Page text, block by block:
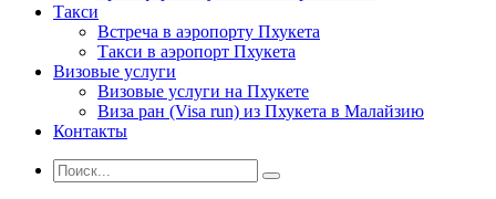
Такси
Встреча в аэропорту Пхукета
Такси в аэропорт Пхукета
Визовые услуги
Визовые услуги на Пхукете
Виза ран (Visa run) из Пхукета в Малайзию
Контакты